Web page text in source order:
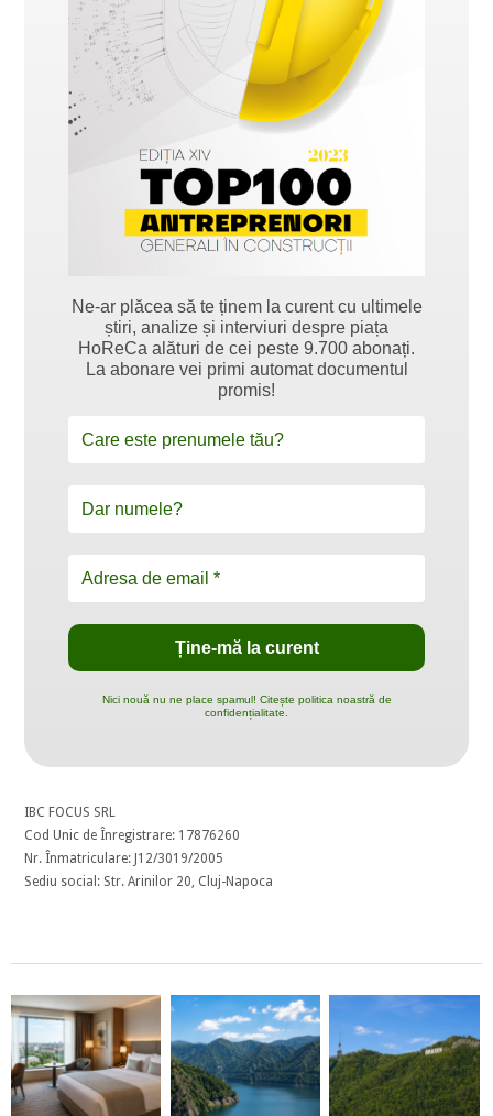
Ne-ar plăcea să te ținem la curent cu ultimele
știri, analize și interviuri despre piața
HoReCa alături de cei peste 9.700 abonați.
La abonare vei primi automat documentul
promis!
Nici nouă nu ne place spamul! Citește politica noastră de
confidențialitate.
IBC FOCUS SRL
Cod Unic de Înregistrare: 17876260
Nr. Înmatriculare: J12/3019/2005
Sediu social: Str. Arinilor 20, Cluj-Napoca